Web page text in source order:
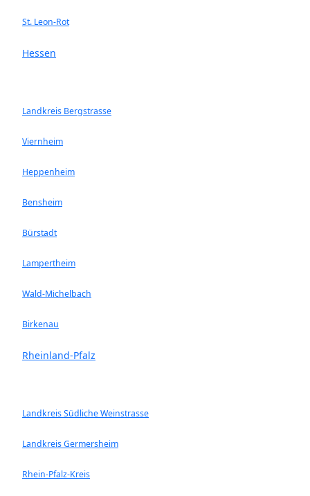
St. Leon-Rot
Hessen
Landkreis Bergstrasse
Viernheim
Heppenheim
Bensheim
Bürstadt
Lampertheim
Wald-Michelbach
Birkenau
Rheinland-Pfalz
Landkreis Südliche Weinstrasse
Landkreis Germersheim
Rhein-Pfalz-Kreis